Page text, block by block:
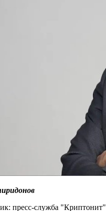
пресс-служба "Криптонит"